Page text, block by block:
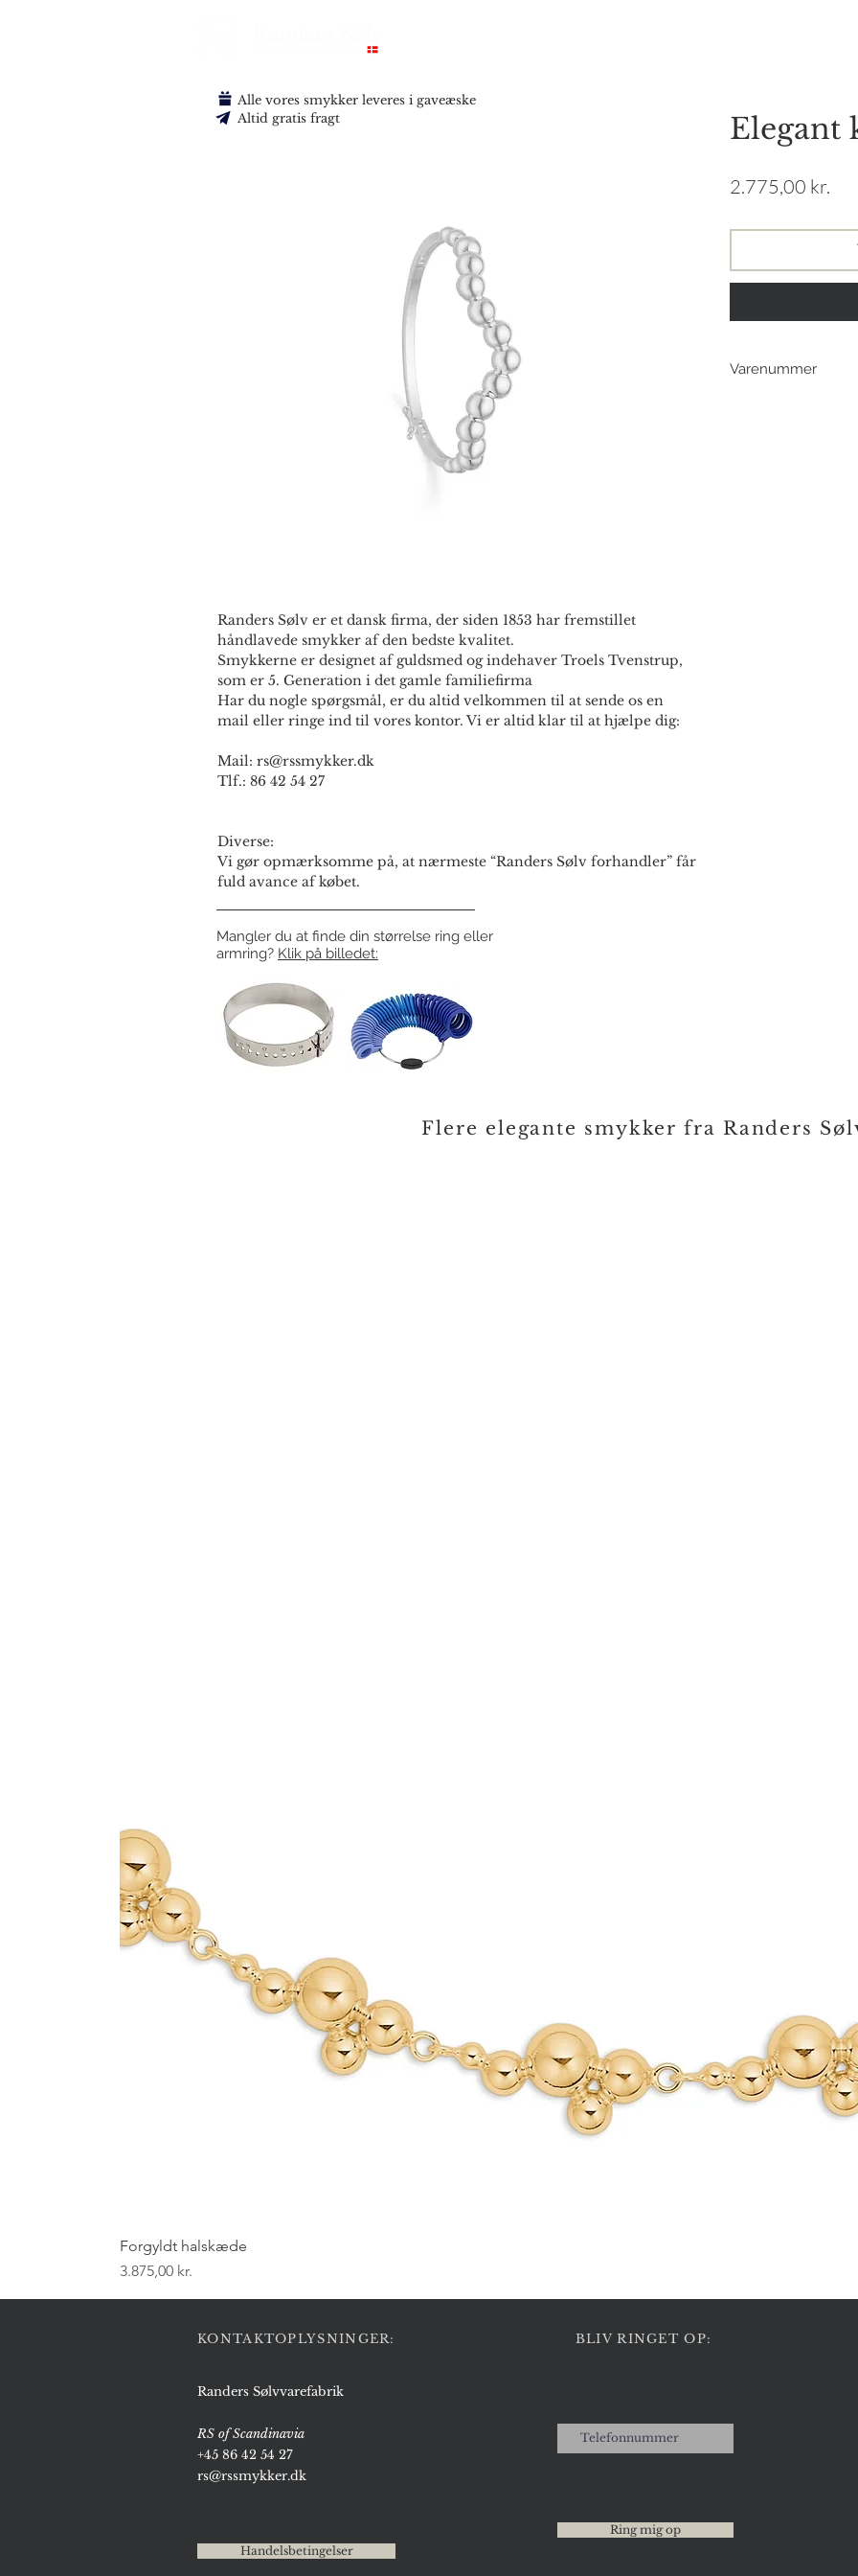
Randers Sølv er et dansk firma, der siden 1853 har fremstillet
håndlavede smykker af den bedste kvalitet.
Smykkerne er designet af guldsmed og indehaver Troels Tvenstrup,
som er 5. Generation i det gamle familiefirma
Har du nogle spørgsmål, er du altid velkommen til at sende os en
mail eller ringe ind til vores kontor. Vi er altid klar til at hjælpe dig:
Mail: rs@rssmykker.dk
Tlf.: 86 42 54 27
Diverse:
Vi gør opmærksomme på, at nærmeste “Randers Sølv forhandler” får
fuld avance af købet.
Elegant
2.775,00 kr.
Varenummer
Alle vores smykker leveres i gaveæske
Altid gratis fragt
Mangler du at finde din størrelse ring eller
armring? Klik på billedet:
Flere elegante smykker fra Randers
Forgyldt halskæde
Pris
3.875,00 kr.
KONTAKTOPLYSNINGER: BLIV RINGET OP:
Randers Sølvvarefabrik
RS of Scandinavia
+45 86 42 54 27
rs@rssmykker.dk
Handelsbetingelser
Ring mig op